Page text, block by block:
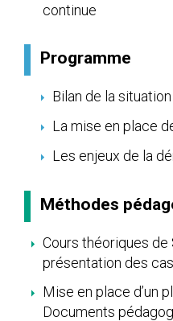
continue
Programme
Bilan de la
La mise en place
Les enjeux de la
Méthodes
Cours théoriques de
présentation des
Mise en place d’un
Documents